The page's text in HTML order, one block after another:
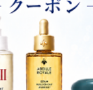
ニーク
/最大70%OFF